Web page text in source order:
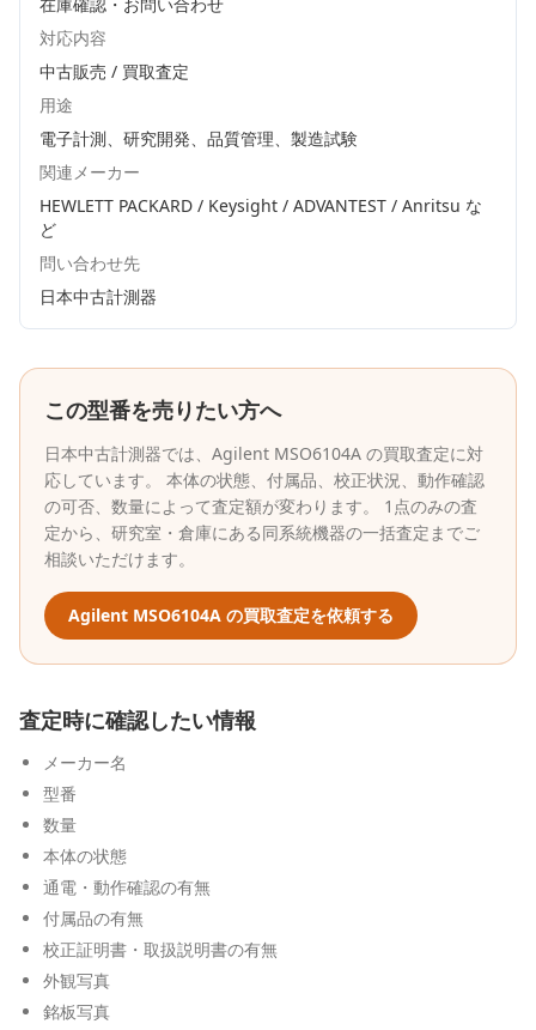
対応内容
中古販売 / 買取査定
用途
電子計測、研究開発、品質管理、製造試験
関連メーカー
HEWLETT PACKARD / Keysight / ADVANTEST / Anritsu な
ど
問い合わせ先
日本中古計測器
この型番を売りたい方へ
日本中古計測器では、 Agilent MSO6104A の買取査定に対
応しています。 本体の状態、付属品、校正状況、動作確認
の可否、数量によって査定額が変わります。 1点のみの査
定から、研究室・倉庫にある同系統機器の一括査定までご
相談いただけます。
Agilent MSO6104A の買取査定を依頼する
査定時に確認したい情報
メーカー名
型番
数量
本体の状態
通電・動作確認の有無
付属品の有無
校正証明書・取扱説明書の有無
外観写真
銘板写真